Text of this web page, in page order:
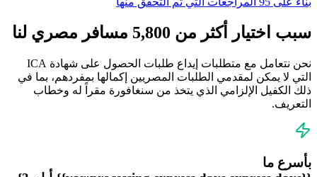
سبب اختيار أكثر من 5,800 مسافر مصري لنا
نحن نتعامل مع متطلبات إيداع طلبات الحصول على شهادة ICA
التي لا يمكن لمقدمي الطلبات المصريين إكمالها بمفردهم، بما في
ذلك الكفيل الإلزامي الذي يتخذ من سنغافورة مقراً له وخطاب
التعريف.
بأسرع ما